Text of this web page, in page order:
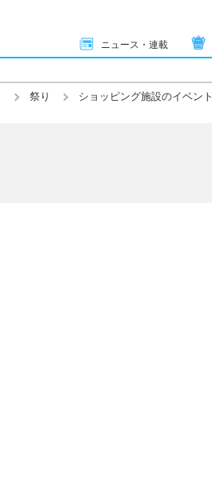
ニュース・連載
祭り ショッピング施設のイベント